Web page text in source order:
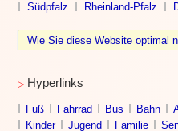
Südpfalz Rheinland-Pfalz
Wie Sie diese Website optimal
▷ Hyperlinks
Fuß Fahrrad Bus Bahn
Kinder
Jugend Familie